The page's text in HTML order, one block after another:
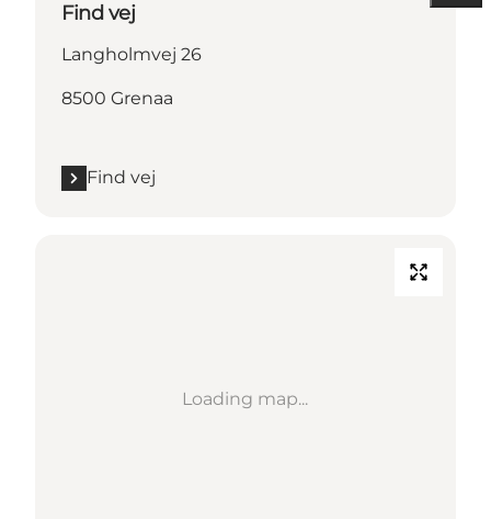
Find vej
Langholmvej 26
8500 Grenaa
Find vej
Loading map...